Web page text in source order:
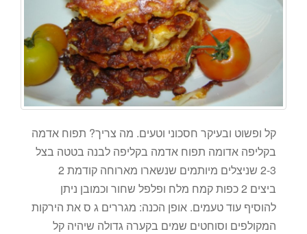
קל ופשוט ובעיקר חסכוני וטעים. מה צריך? תפוח אדמה
בקליפה אדומה תפוח אדמה בקליפה לבנה בטטה בצל
2-3 שניצלים מיותמים שנשארו מארוחה קודמת 2
ביצים 2 כפות קמח מלח ופלפל שחור וכמובן ניתן
להוסיף עוד טעמים. אופן הכנה: מגררים ג ס את הירקות
המקולפים וסוחטים שמים בקערה גדולה שיהיה קל